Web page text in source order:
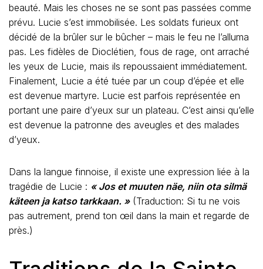
beauté. Mais les choses ne se sont pas passées comme
prévu. Lucie s’est immobilisée. Les soldats furieux ont
décidé de la brûler sur le bûcher – mais le feu ne l’alluma
pas. Les fidèles de Dioclétien, fous de rage, ont arraché
les yeux de Lucie, mais ils repoussaient immédiatement.
Finalement, Lucie a été tuée par un coup d’épée et elle
est devenue martyre. Lucie est parfois représentée en
portant une paire d’yeux sur un plateau. C’est ainsi qu’elle
est devenue la patronne des aveugles et des malades
d’yeux.
Dans la langue finnoise, il existe une expression liée à la
tragédie de Lucie : « Jos et muuten näe, niin ota silmä
käteen ja katso tarkkaan. »(Traduction: Si tu ne vois
pas autrement, prend ton œil dans la main et regarde de
près.)